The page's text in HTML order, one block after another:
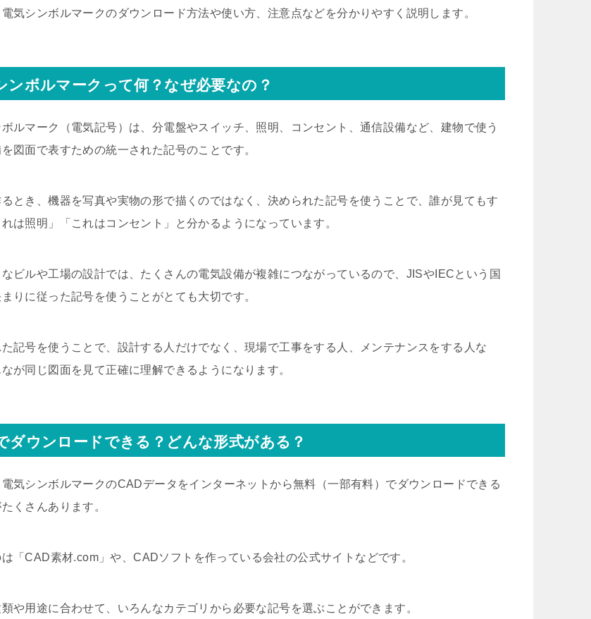
気シンボルマークのダウンロード方法や使い方、注意点などを分かりやすく説明します。
ンボルマークって何？なぜ必要なの？
ルマーク（電気記号）は、分電盤やスイッチ、照明、コンセント、通信設備など、建物で使う
図面で表すための統一された記号のことです。
るとき、機器を写真や実物の形で描くのではなく、決められた記号を使うことで、誰が見てもす
れは照明」「これはコンセント」と分かるようになっています。
ビルや工場の設計では、たくさんの電気設備が複雑につながっているので、JISやIECという国
りに従った記号を使うことがとても大切です。
記号を使うことで、設計する人だけでなく、現場で工事をする人、メンテナンスをする人な
が同じ図面を見て正確に理解できるようになります。
ダウンロードできる？どんな形式がある？
気シンボルマークのCADデータをインターネットから無料（一部有料）でダウンロードできる
くさんあります。
「CAD素材.com」や、CADソフトを作っている会社の公式サイトなどです。
や用途に合わせて、いろんなカテゴリから必要な記号を選ぶことができます。